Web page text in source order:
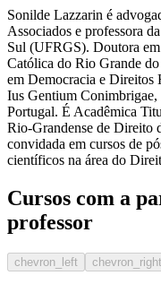
Sonilde Lazzarin é
Associados e professora
Sul (UFRGS). Doutora
Católica do Rio Grande
em Democracia e Direitos
Ius Gentium
Portugal. É Acadêmica
Rio-Grandense de Direito
convidada em cursos de
científicos na área do
Cursos com a
professor
chevron_left chevron_right